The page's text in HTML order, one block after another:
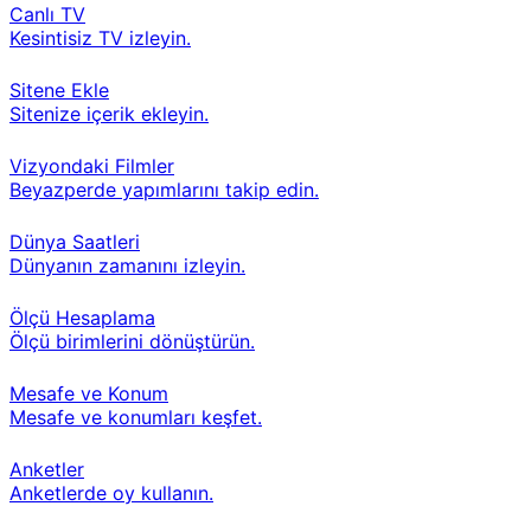
Canlı TV
Kesintisiz TV izleyin.
Sitene Ekle
Sitenize içerik ekleyin.
Vizyondaki Filmler
Beyazperde yapımlarını takip edin.
Dünya Saatleri
Dünyanın zamanını izleyin.
Ölçü Hesaplama
Ölçü birimlerini dönüştürün.
Mesafe ve Konum
Mesafe ve konumları keşfet.
Anketler
Anketlerde oy kullanın.